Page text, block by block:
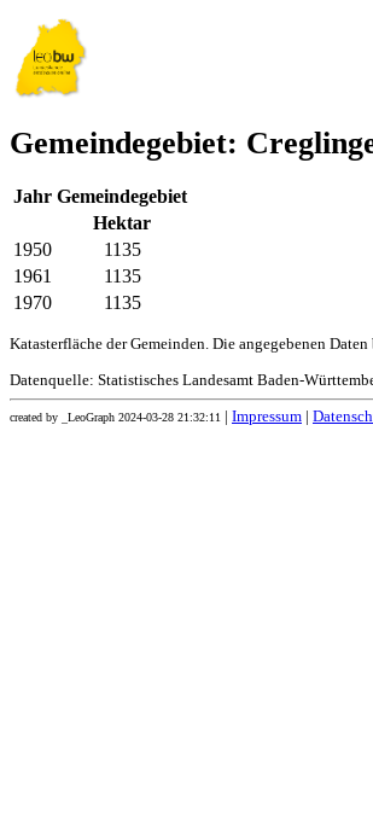
Gemeindegebiet:
Jahr Gemeindegebiet
Hektar
1950
1135
1961
1135
1970
1135
Katasterfläche der Gemeinden. Die angegebenen
Datenquelle: Statistisches Landesamt Baden-
created by _LeoGraph 2024-03-28 21:32:11 Impressum